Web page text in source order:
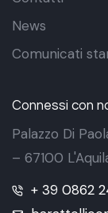
News
Comunicati
Connessi con
Palazzo Di
– 67100
+ 39 0862